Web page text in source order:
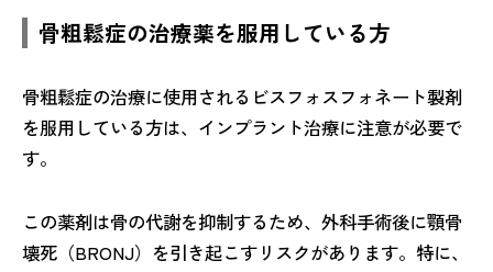
骨粗鬆症の治療薬を服用している方
骨粗鬆症の治療に使用されるビスフォスフォネート製剤
を服用している方は、インプラント治療に注意が必要で
す。
この薬剤は骨の代謝を抑制するため、外科手術後に顎骨
壊死（BRONJ）を引き起こすリスクがあります。特に、